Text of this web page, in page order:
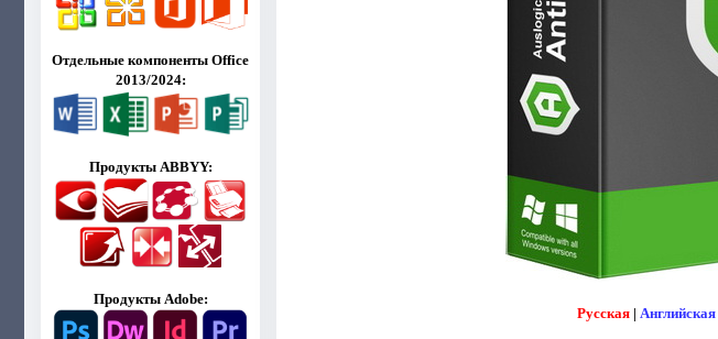
Отдельные компоненты Office
2013/2024:
Продукты ABBYY:
Продукты Adobe:
Русская | Английская